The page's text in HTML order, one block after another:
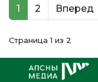
1 2 Вперед
Страница 1 из 2